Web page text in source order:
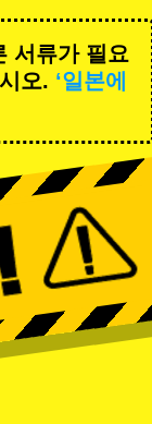
서류가 필요
오. ‘일본에